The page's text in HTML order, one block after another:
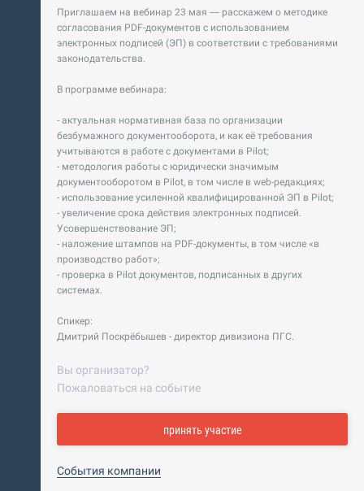
Приглашаем на вебинар 23 мая — расскажем о методике
согласования PDF-документов с использованием
электронных подписей (ЭП) в соответствии с требованиями
законодательства.
В программе вебинара:
- актуальная нормативная база по организации
безбумажного документооборота, и как её требования
учитываются в работе с документами в Pilot;
- методология работы с юридически значимым
документооборотом в Pilot, в том числе в web-редакциях;
- использование усиленной квалифицированной ЭП в Pilot;
- увеличение срока действия электронных подписей.
Усовершенствование ЭП;
- наложение штампов на PDF-документы, в том числе «в
производство работ»;
- проверка в Pilot документов, подписанных в других
системах.
Спикер:
Дмитрий Поскрёбышев - директор дивизиона ПГС.
Вы организатор?
Пожаловаться на событие
принять участие
События компании